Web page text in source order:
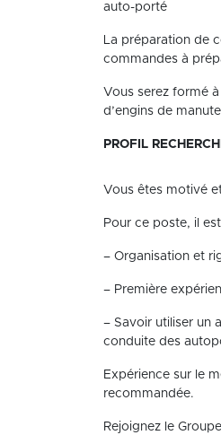
auto-porté
La préparation de
commandes à
Vous serez formé
d’engins de
PROFIL
Vous êtes motivé
Pour ce poste, il
– Organisation et
– Première
– Savoir utiliser un
conduite des
Expérience sur le
recommandée.
Rejoignez le